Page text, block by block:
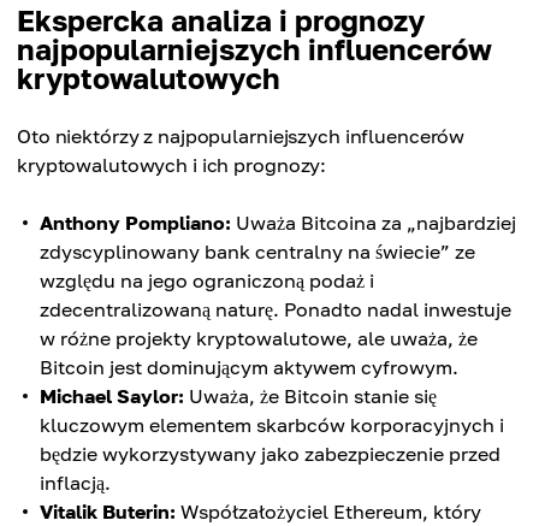
Ekspercka analiza i prognozy
najpopularniejszych influencerów
kryptowalutowych
Oto niektórzy z najpopularniejszych influencerów
kryptowalutowych i ich prognozy:
Anthony Pompliano: Uważa Bitcoina za „najbardziej
zdyscyplinowany bank centralny na świecie” ze
względu na jego ograniczoną podaż i
zdecentralizowaną naturę. Ponadto nadal inwestuje
w różne projekty kryptowalutowe, ale uważa, że ​​
Bitcoin jest dominującym aktywem cyfrowym.
Michael Saylor: Uważa, że ​​Bitcoin stanie się
kluczowym elementem skarbców korporacyjnych i
będzie wykorzystywany jako zabezpieczenie przed
inflacją.
Vitalik Buterin: Współzałożyciel Ethereum, który